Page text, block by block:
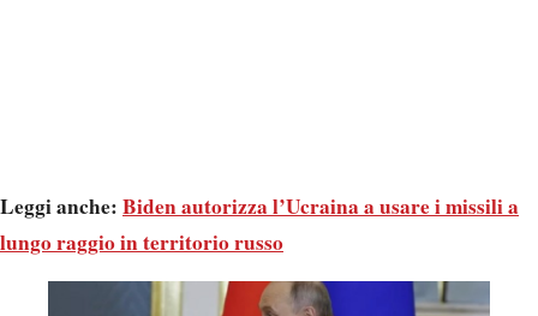
Leggi anche: Biden autorizza l’Ucraina a usare i missili a
lungo raggio in territorio russo